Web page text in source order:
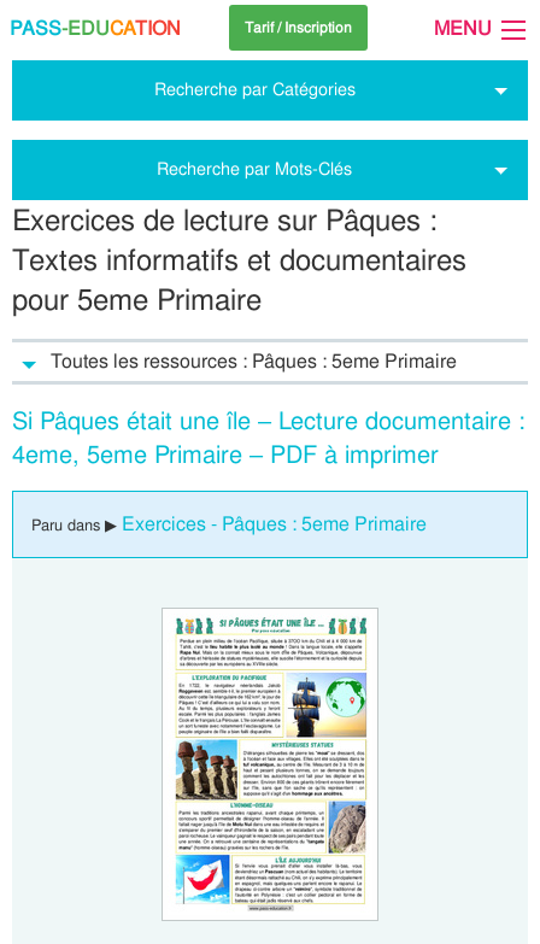
PASS-EDUCATION Tarif / Inscription MENU
Recherche par Catégories
Recherche par Mots-Clés
Exercices de lecture sur Pâques :
Textes informatifs et documentaires
pour 5eme Primaire
Toutes les ressources : Pâques : 5eme Primaire
Si Pâques était une île – Lecture documentaire :
4eme, 5eme Primaire – PDF à imprimer
Paru dans ▶ Exercices - Pâques : 5eme Primaire